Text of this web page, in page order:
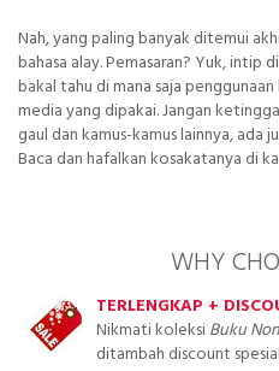
Nah, yang paling banyak ditemui
bahasa alay. Pemasaran? Yuk, intip
bakal tahu di mana saja
media yang dipakai. Jangan
gaul dan kamus-kamus lainnya, ada
Baca dan hafalkan kosakatanya di
WHY
TERLENGKAP +
Nikmati koleksiBuku
ditambah discount